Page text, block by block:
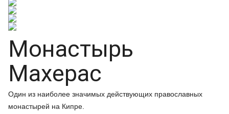
Монастырь
Махерас
Один из наиболее значимых действующих православных
монастырей на Кипре.